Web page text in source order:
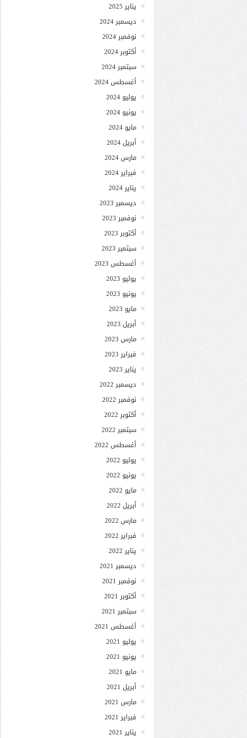
يناير 2025
ديسمبر 2024
نوفمبر 2024
أكتوبر 2024
سبتمبر 2024
أغسطس 2024
يوليو 2024
يونيو 2024
مايو 2024
أبريل 2024
مارس 2024
فبراير 2024
يناير 2024
ديسمبر 2023
نوفمبر 2023
أكتوبر 2023
سبتمبر 2023
أغسطس 2023
يوليو 2023
يونيو 2023
مايو 2023
أبريل 2023
مارس 2023
فبراير 2023
يناير 2023
ديسمبر 2022
نوفمبر 2022
أكتوبر 2022
سبتمبر 2022
أغسطس 2022
يوليو 2022
يونيو 2022
مايو 2022
أبريل 2022
مارس 2022
فبراير 2022
يناير 2022
ديسمبر 2021
نوفمبر 2021
أكتوبر 2021
سبتمبر 2021
أغسطس 2021
يوليو 2021
يونيو 2021
مايو 2021
أبريل 2021
مارس 2021
فبراير 2021
يناير 2021